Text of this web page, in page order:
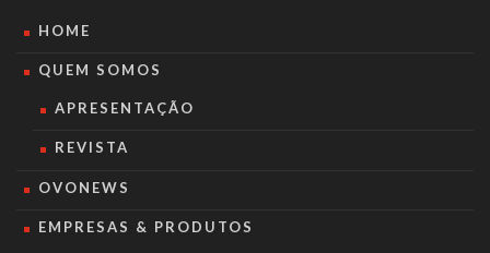
HOME
QUEM SOMOS
APRESENTAÇÃO
REVISTA
OVONEWS
EMPRESAS & PRODUTOS